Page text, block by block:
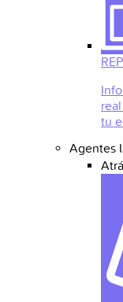
tu
Agentes